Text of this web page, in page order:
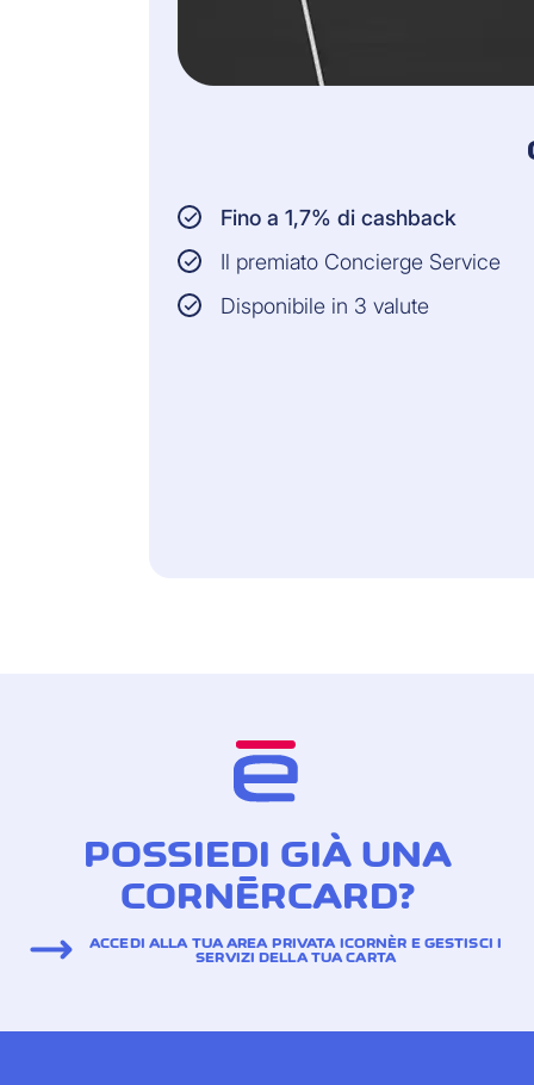
Fino a 1,7% di cashback
Il premiato Concierge Service
Disponibile in 3 valute
POSSIEDI GIÀ UNA
CORNÈRCARD?
ACCEDI ALLA TUA AREA PRIVATA ICORNÈR E GESTISCI I
SERVIZI DELLA TUA CARTA